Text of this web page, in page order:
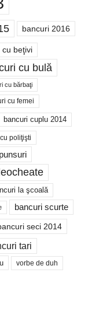
bancuri 2016
cu beţivi
cu bulă
cu bărbaţi
cu femei
bancuri cuplu 2014
poliţişti
la şcoală
bancuri scurte
seci 2014
tari
vorbe de duh